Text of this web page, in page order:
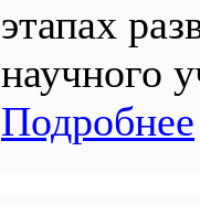
этапах
научного
Подробнее